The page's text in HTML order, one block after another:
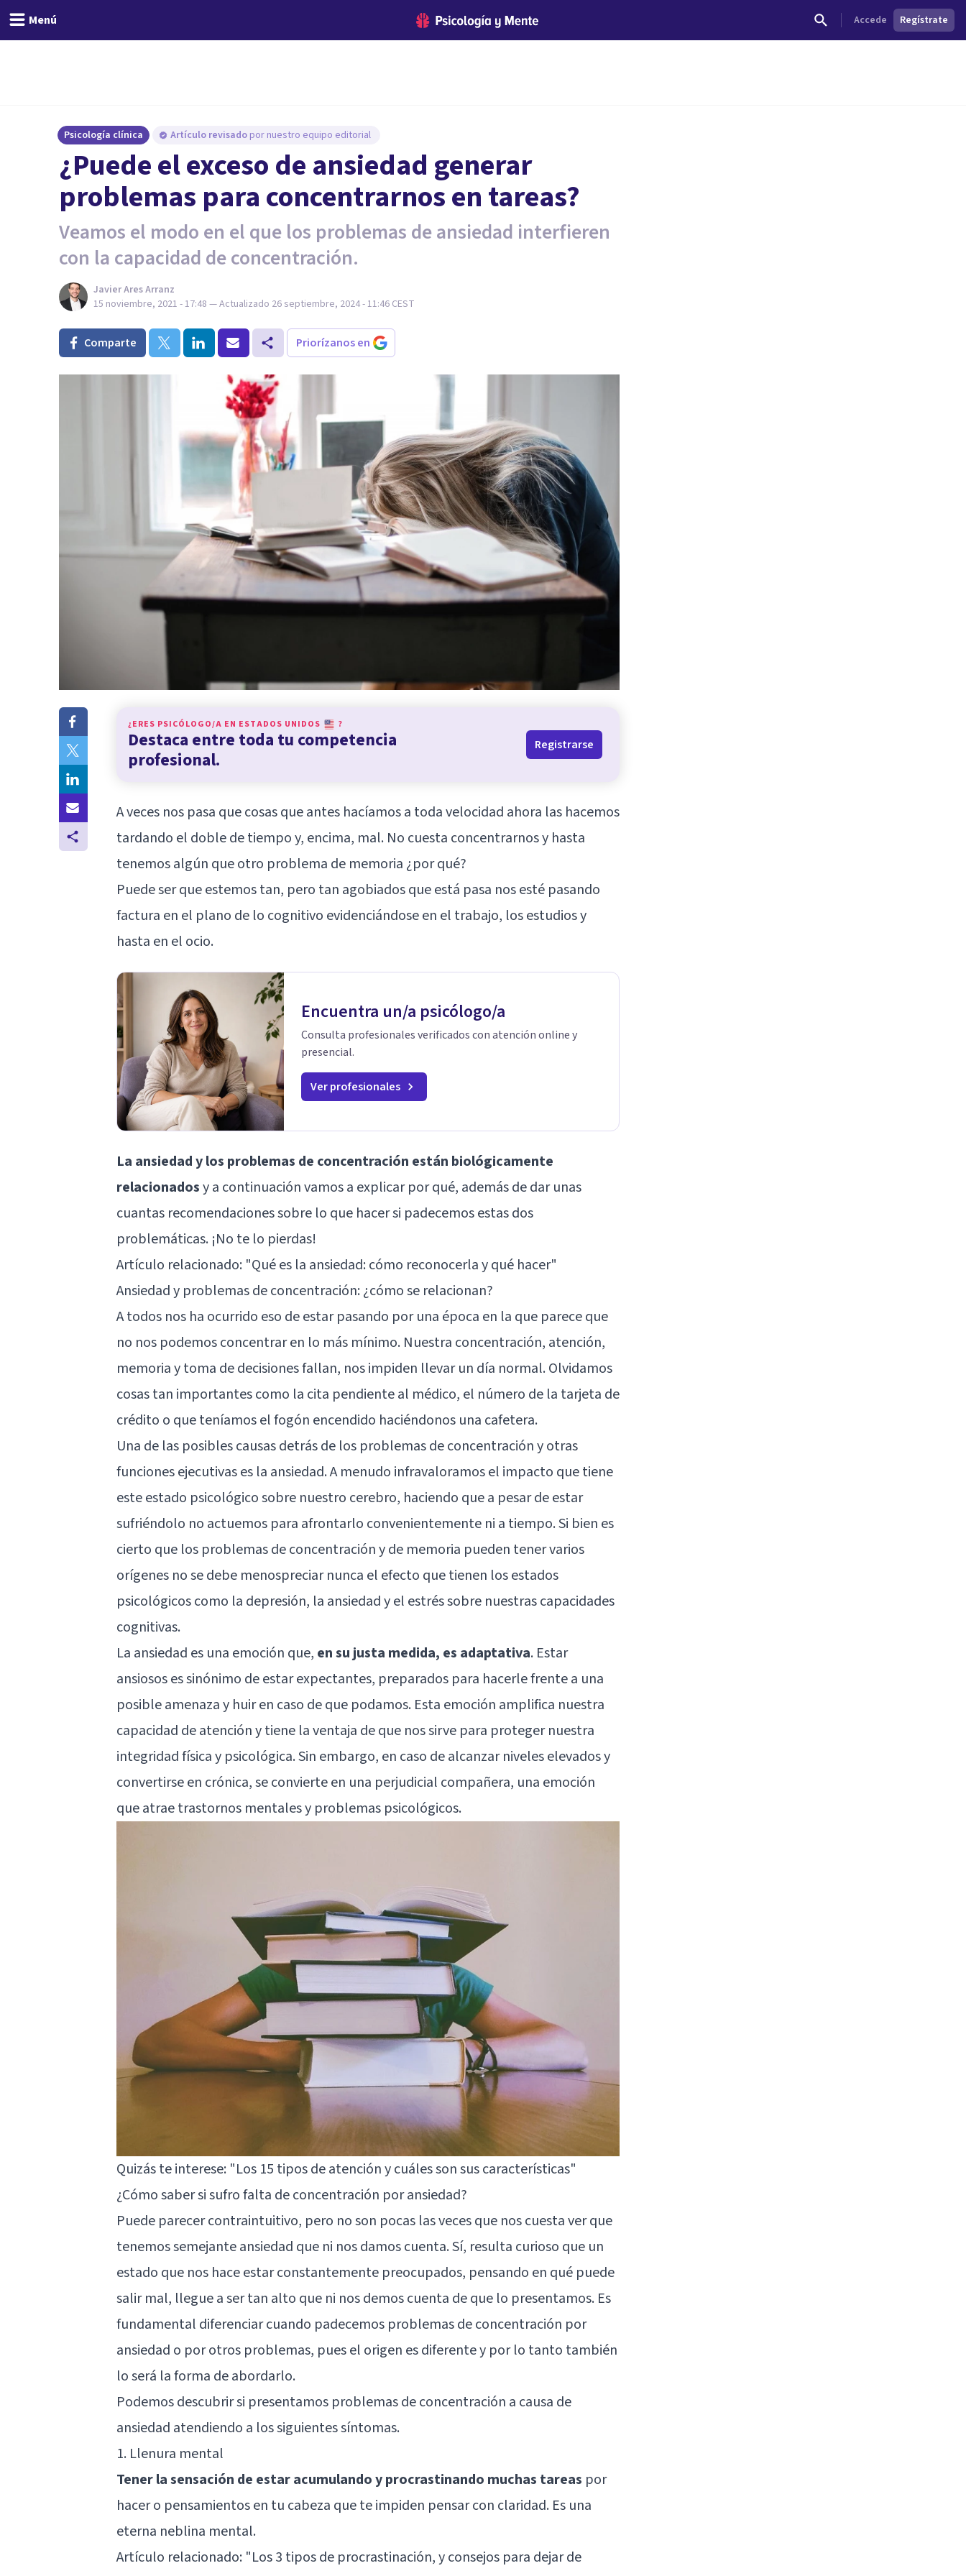
Menú Accede Regístrate
Psicología clínica Artículo revisado por nuestro equipo editorial
¿Puede el exceso de ansiedad generar
problemas para concentrarnos en tareas?
Veamos el modo en el que los problemas de ansiedad interfieren
con la capacidad de concentración.
Javier Ares Arranz
15 noviembre, 2021 - 17:48 — Actualizado 26 septiembre, 2024 - 11:46 CEST
Comparte Priorízanos en
¿ERES PSICÓLOGO/A EN ESTADOS UNIDOS ?
Destaca entre toda tu competencia
profesional.
Registrarse
A veces nos pasa que cosas que antes hacíamos a toda velocidad ahora las hacemos
tardando el doble de tiempo y, encima, mal. No cuesta concentrarnos y hasta
tenemos algún que otro problema de memoria ¿por qué?
Puede ser que estemos tan, pero tan agobiados que está pasa nos esté pasando
factura en el plano de lo cognitivo evidenciándose en el trabajo, los estudios y
hasta en el ocio.
Encuentra un/a psicólogo/a
Consulta profesionales verificados con atención online y
presencial.
Ver profesionales
La ansiedad y los problemas de concentración están biológicamente
relacionadosy a continuación vamos a explicar por qué, además de dar unas
cuantas recomendaciones sobre lo que hacer si padecemos estas dos
problemáticas. ¡No te lo pierdas!
Artículo relacionado: "Qué es la ansiedad: cómo reconocerla y qué hacer"
Ansiedad y problemas de concentración: ¿cómo se relacionan?
A todos nos ha ocurrido eso de estar pasando por una época en la que parece que
no nos podemos concentrar en lo más mínimo. Nuestra concentración, atención,
memoria y toma de decisiones fallan, nos impiden llevar un día normal. Olvidamos
cosas tan importantes como la cita pendiente al médico, el número de la tarjeta de
crédito o que teníamos el fogón encendido haciéndonos una cafetera.
Una de las posibles causas detrás de los problemas de concentración y otras
funciones ejecutivas es la ansiedad. A menudo infravaloramos el impacto que tiene
este estado psicológico sobre nuestro cerebro, haciendo que a pesar de estar
sufriéndolo no actuemos para afrontarlo convenientemente ni a tiempo. Si bien es
cierto que los problemas de concentración y de memoria pueden tener varios
orígenes no se debe menospreciar nunca el efecto que tienen los estados
psicológicos como la depresión, la ansiedad y el estrés sobre nuestras capacidades
cognitivas.
La ansiedad es una emoción que, en su justa medida, es adaptativa. Estar
ansiosos es sinónimo de estar expectantes, preparados para hacerle frente a una
posible amenaza y huir en caso de que podamos. Esta emoción amplifica nuestra
capacidad de atención y tiene la ventaja de que nos sirve para proteger nuestra
integridad física y psicológica. Sin embargo, en caso de alcanzar niveles elevados y
convertirse en crónica, se convierte en una perjudicial compañera, una emoción
que atrae trastornos mentales y problemas psicológicos.
Quizás te interese: "Los 15 tipos de atención y cuáles son sus características"
¿Cómo saber si sufro falta de concentración por ansiedad?
Puede parecer contraintuitivo, pero no son pocas las veces que nos cuesta ver que
tenemos semejante ansiedad que ni nos damos cuenta. Sí, resulta curioso que un
estado que nos hace estar constantemente preocupados, pensando en qué puede
salir mal, llegue a ser tan alto que ni nos demos cuenta de que lo presentamos. Es
fundamental diferenciar cuando padecemos problemas de concentración por
ansiedad o por otros problemas, pues el origen es diferente y por lo tanto también
lo será la forma de abordarlo.
Podemos descubrir si presentamos problemas de concentración a causa de
ansiedad atendiendo a los siguientes síntomas.
1. Llenura mental
Tener la sensación de estar acumulando y procrastinando muchas tareas por
hacer o pensamientos en tu cabeza que te impiden pensar con claridad. Es una
eterna neblina mental.
Artículo relacionado: "Los 3 tipos de procrastinación, y consejos para dejar de